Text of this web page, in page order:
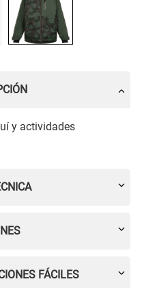
y actividades
FÁCILES